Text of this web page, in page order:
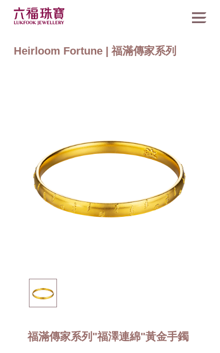
Heirloom Fortune | 福滿傳家系列
福滿傳家系列"福澤連綿"黃金手鐲